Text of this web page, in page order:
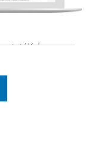
télécharger
à vos